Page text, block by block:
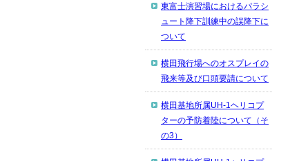
東富士演習場におけるパラシ
ュート降下訓練中の誤降下に
ついて
横田飛行場へのオスプレイの
飛来等及び口頭要請について
横田基地所属UH-1ヘリコプ
ターの予防着陸について（そ
の3）